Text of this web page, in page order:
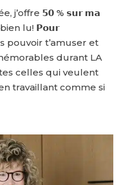
j’offre 𝟱𝟬 % 𝘀𝘂𝗿 𝗺𝗮
lu! 𝗣𝗼𝘂𝗿
pouvoir t’amuser et
durant LA
celles qui veulent
travaillant comme si